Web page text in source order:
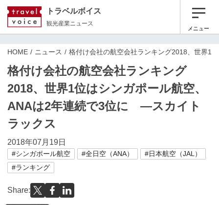
トラベルボイス
観光産業ニュース
メニュー
HOME ニュース 格付け会社の航空会社ランキング2018、世界
格付け会社の航空会社ランキング
2018、世界1位はシンガポール航空、
ANAは2年連続で3位に ―スカイト
ラックス
2018年07月19日
#シンガポール航空 #全日空（ANA）
#日本航空（JAL）
#ランキング
Share: